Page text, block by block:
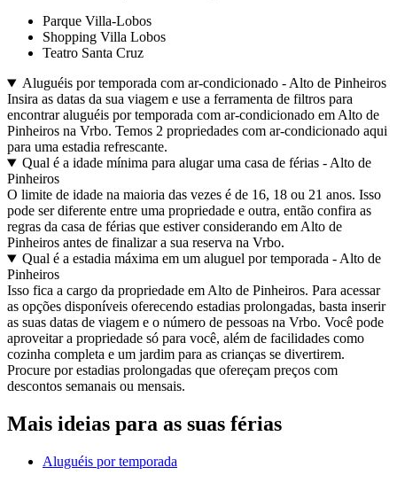
Parque Villa-Lobos
Shopping Villa Lobos
Teatro Santa Cruz
Aluguéis por temporada com ar-condicionado - Alto de Pinheiros
Insira as datas da sua viagem e use a ferramenta de filtros para
encontrar aluguéis por temporada com ar-condicionado em Alto de
Pinheiros na Vrbo. Temos 2 propriedades com ar-condicionado aqui
para uma estadia refrescante.
Qual é a idade mínima para alugar uma casa de férias - Alto de
Pinheiros
O limite de idade na maioria das vezes é de 16, 18 ou 21 anos. Isso
pode ser diferente entre uma propriedade e outra, então confira as
regras da casa de férias que estiver considerando em Alto de
Pinheiros antes de finalizar a sua reserva na Vrbo.
Qual é a estadia máxima em um aluguel por temporada - Alto de
Pinheiros
Isso fica a cargo da propriedade em Alto de Pinheiros. Para acessar
as opções disponíveis oferecendo estadias prolongadas, basta inserir
as suas datas de viagem e o número de pessoas na Vrbo. Você pode
aproveitar a propriedade só para você, além de facilidades como
cozinha completa e um jardim para as crianças se divertirem.
Procure por estadias prolongadas que ofereçam preços com
descontos semanais ou mensais.
Mais ideias para as suas férias
Aluguéis por temporada